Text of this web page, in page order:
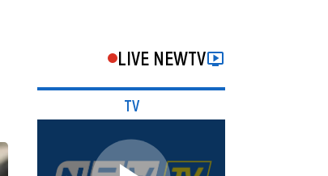
LIVE NEWTV
TV